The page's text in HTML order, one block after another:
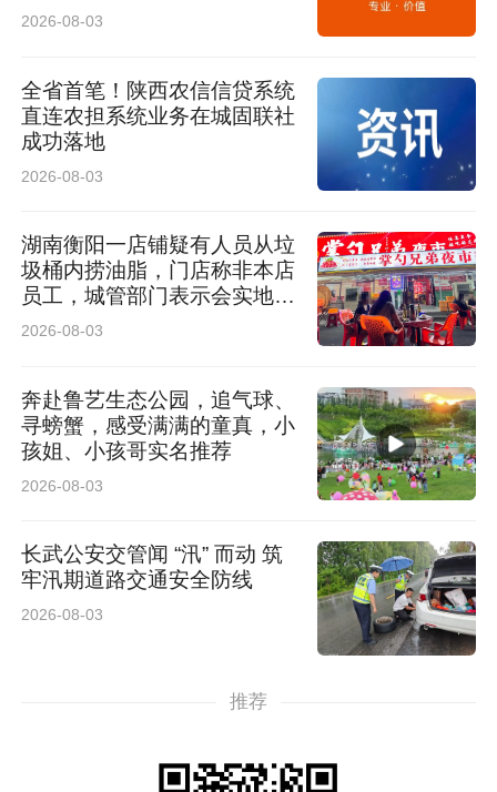
2026-08-03
全省首笔！陕西农信信贷系统
直连农担系统业务在城固联社
成功落地
2026-08-03
湖南衡阳一店铺疑有人员从垃
圾桶内捞油脂，门店称非本店
员工，城管部门表示会实地调
查
2026-08-03
奔赴鲁艺生态公园，追气球、
寻螃蟹，感受满满的童真，小
孩姐、小孩哥实名推荐
2026-08-03
长武公安交管闻 “汛” 而动 筑
牢汛期道路交通安全防线
2026-08-03
推荐